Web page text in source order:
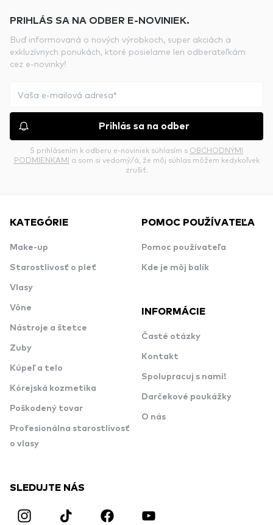
PRIHLÁS SA NA ODBER E-NOVINIEK.
Buď informovaná o nových výrobkoch, super akciách a
exkluzívnych ponukách, ktoré posielame len odberateľkám
cez e-novinky!
Prihlás sa na odber
S prihlásením k odberu e-noviniek súhlasím s OBCHODNÝMI
PODMIENKAMI a som si vedomý/á, že môj súhlas môžem kedykoľvek
zrušiť.
KATEGÓRIE
Make-up
Starostlivosť o pleť
Vlasy
Vône
Nástroje a štetce
Zuby
Kúpeľ a telo
Kórejská kozmetika
Poškodený tovar
Profesionálna starostlivosť
o vlasy
POMOC POUŽÍVATEĽA
Pomoc používateľa
Kde je môj balík
INFORMÁCIE
Časté otázky
Kontakt
Spolupracuj s nami!
Darčekové poukážky
O nás
SLEDUJTE NÁS